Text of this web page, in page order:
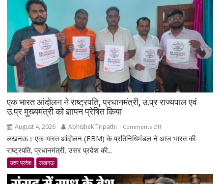
डे,
एयरपोर्ट
पर
भव्य
स्वागत;
बोलीं-
लक्ष्य
एक भारत आंदोलन ने राष्ट्रपति, प्रधानमंत्री, उ.प्र राज्यपाल एवं
उ.प्र मुख्यमंत्री को ज्ञापन प्रेषित किया
August 4, 2026 Abhishek Tripathi Comments Offon
एक
राष्ट्रपति,
लखनऊ। एक भारत आंदोलन (EBM) के प्रतिनिधिमंडल ने आज भारत की
राष्ट्रपति, प्रधानमंत्री, उत्तर प्रदेश की...
उत्तर प्रदेश लखनऊ